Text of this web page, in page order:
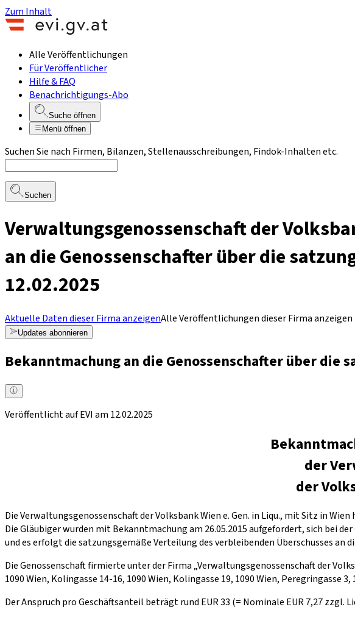
Zum Inhalt
Alle Veröffentlichungen
Für Veröffentlicher
Hilfe & FAQ
Benachrichtigungs-Abo
Suche öffnen
Menü öffnen
Suchen Sie nach Firmen, Bilanzen, Stellenausschreibungen, Findok-Inhalten etc.
Suchen
Verwaltungsgenossenschaft der
an die Genossenschafter über die
12.02.2025
Aktuelle Daten dieser Firma anzeigenAlle Veröffentlichungen dieser Firma anzeigen
Updates abonnieren
Bekanntmachung an die Genossenschafter über die
Veröffentlicht auf EVI am 12.02.2025
der
der
Die Verwaltungsgenossenschaft der Volksbank Wien e. Gen. in Liqu., mit Sitz in
Die Gläubiger wurden mit Bekanntmachung am 26.05.2015 aufgefordert, sich bei
und es erfolgt die satzungsgemäße Verteilung des verbleibenden Überschusses an
Die Genossenschaft firmierte unter der Firma „Verwaltungsgenossenschaft der
1090 Wien, Kolingasse 14-16, 1090 Wien, Kolingasse 19, 1090 Wien, Peregringasse
Der Anspruch pro Geschäftsanteil beträgt rund EUR 33 (= Nominale EUR 7,27 zzgl.